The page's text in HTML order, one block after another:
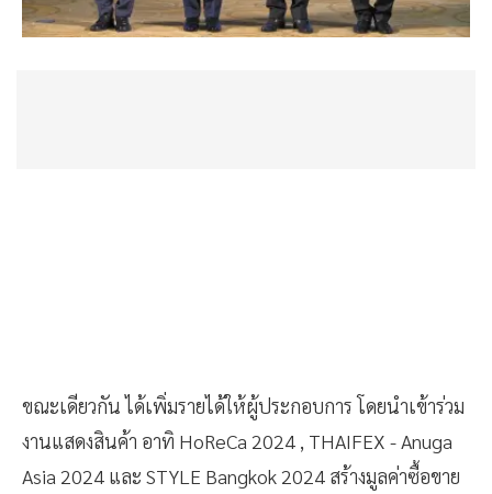
ขณะเดียวกัน ได้เพิ่มรายได้ให้ผู้ประกอบการ โดยนำเข้าร่วม
งานแสดงสินค้า อาทิ HoReCa 2024 , THAIFEX - Anuga
Asia 2024 และ STYLE Bangkok 2024 สร้างมูลค่าซื้อขาย